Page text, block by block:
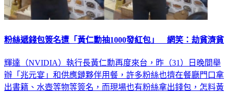
粉絲遞錢包簽名遭「黃仁勳抽1000發紅包」 網笑：劫貧濟貧
輝達（NVIDIA）執行長黃仁勳再度來台，昨（31）日晚間舉
辦「兆元宴」和供應鏈夥伴用餐，許多粉絲也擠在餐廳門口拿
出書籍、水壺等物等簽名，而現場也有粉絲拿出錢包，怎料黃